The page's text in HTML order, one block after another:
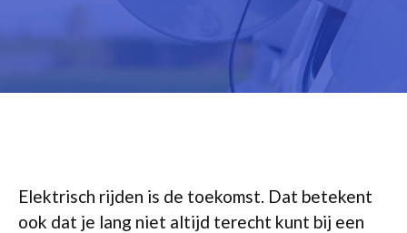
Elektrisch rijden is de toekomst. Dat betekent
ook dat je lang niet altijd terecht kunt bij een